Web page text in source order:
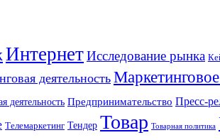
ИнтернетИсследование рынка
деятельность
деятельность Предпринимательство Пресс-
Телемаркетинг Тендер Товар Товарная политика